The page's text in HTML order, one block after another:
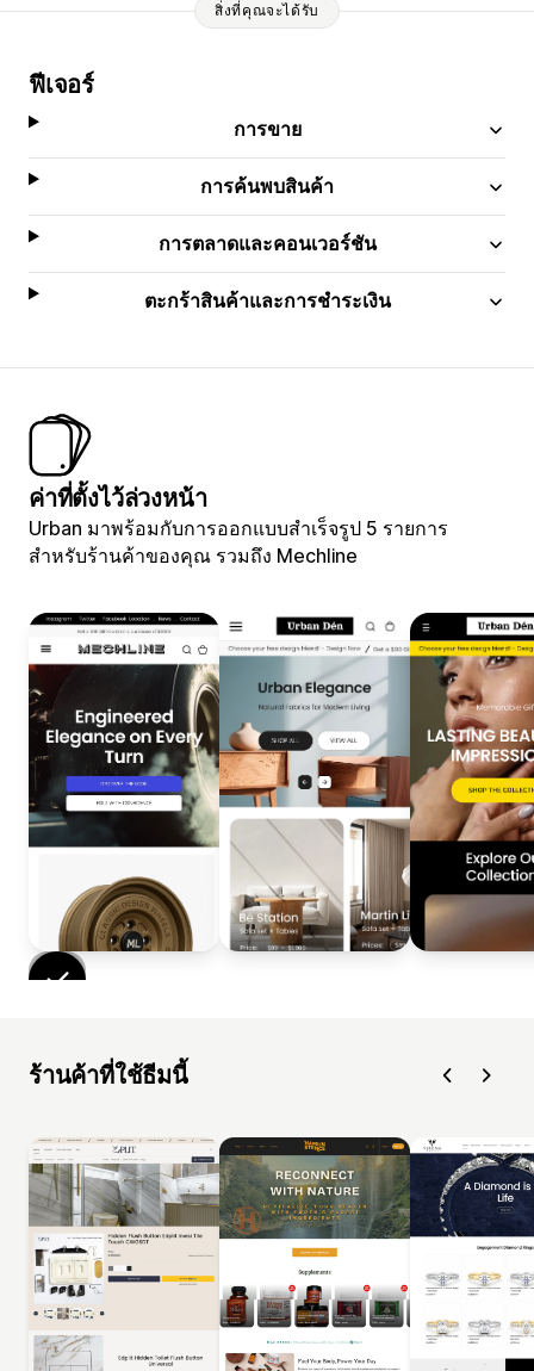
สิ่งที่คุณจะได้รับ
ฟีเจอร์
การขาย
การค้นพบสินค้า
การตลาดและคอนเวอร์ชัน
ตะกร้าสินค้าและการชำระเงิน
ค่าที่ตั้งไว้ล่วงหน้า
Urban มาพร้อมกับการออกแบบสำเร็จรูป 5 รายการ
สำหรับร้านค้าของคุณ รวมถึง Mechline
ร้านค้าที่ใช้ธีมนี้